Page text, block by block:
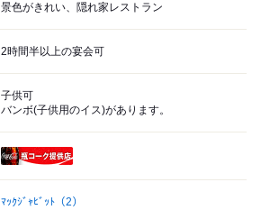
景色がきれい、隠れ家レストラン
2時間半以上の宴会可
子供可
バンボ(子供用のイス)があります。
ﾏｯｸｼﾞｬﾋﾞｯﾄ （2）